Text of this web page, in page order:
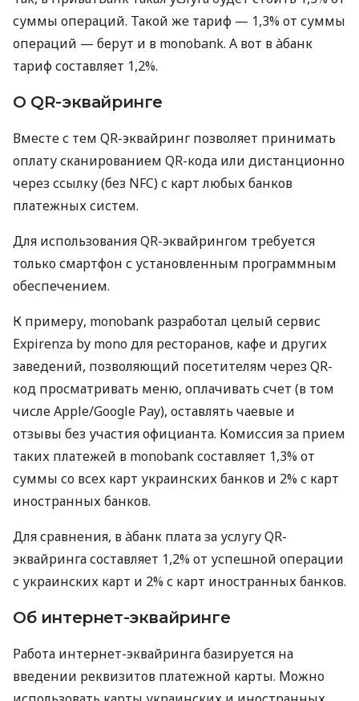
суммы операций. Такой же тариф — 1,3% от суммы
операций — берут и в monobank. А вот в àбанк
тариф составляет 1,2%.
О QR-эквайринге
Вместе с тем QR-эквайринг позволяет принимать
оплату сканированием QR-кода или дистанционно
через ссылку (без NFC) с карт любых банков
платежных систем.
Для использования QR-эквайрингом требуется
только смартфон с установленным программным
обеспечением.
К примеру, monobank разработал целый сервис
Expirenza by mono для ресторанов, кафе и других
заведений, позволяющий посетителям через QR-
код просматривать меню, оплачивать счет (в том
числе Apple/Google Pay), оставлять чаевые и
отзывы без участия официанта. Комиссия за прием
таких платежей в monobank составляет 1,3% от
суммы со всех карт украинских банков и 2% с карт
иностранных банков.
Для сравнения, в àбанк плата за услугу QR-
эквайринга составляет 1,2% от успешной операции
с украинских карт и 2% с карт иностранных банков.
Об интернет-эквайринге
Работа интернет-эквайринга базируется на
введении реквизитов платежной карты. Можно